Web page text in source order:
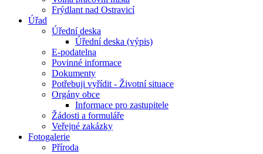
Frýdlant nad Ostravicí
Úřad
Úřední deska
Úřední deska (výpis)
E-podatelna
Povinné informace
Dokumenty
Potřebuji vyřídit - Životní situace
Orgány obce
Informace pro zastupitele
Žádosti a formuláře
Veřejné zakázky
Fotogalerie
Příroda